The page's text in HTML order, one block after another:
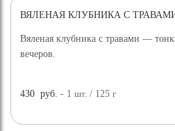
ВЯЛЕНАЯ КЛУБНИКА С ТРАВАМИ
Вяленая клубника с травами —
вечеров.
430 руб. - 1шт. / 125г